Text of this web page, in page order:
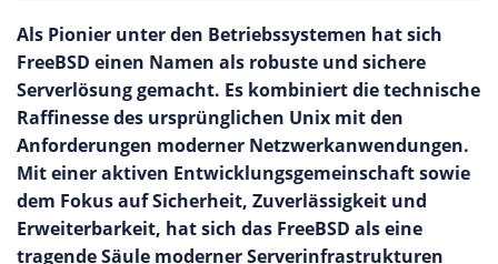
Als Pionier unter den Betriebssystemen hat sich
FreeBSD einen Namen als robuste und sichere
Serverlösung gemacht. Es kombiniert die technische
Raffinesse des ursprünglichen Unix mit den
Anforderungen moderner Netzwerkanwendungen.
Mit einer aktiven Entwicklungsgemeinschaft sowie
dem Fokus auf Sicherheit, Zuverlässigkeit und
Erweiterbarkeit, hat sich das FreeBSD als eine
tragende Säule moderner Serverinfrastrukturen